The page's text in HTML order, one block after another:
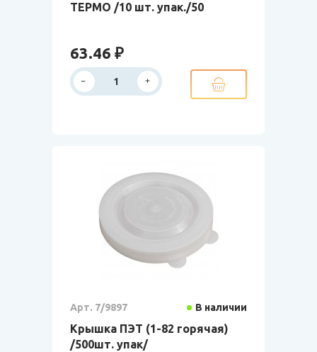
ТЕРМО /10 шт. упак./50
63.46 ₽
Арт. 7/9897 В наличии
Крышка ПЭТ (1-82 горячая)
/500шт. упак/